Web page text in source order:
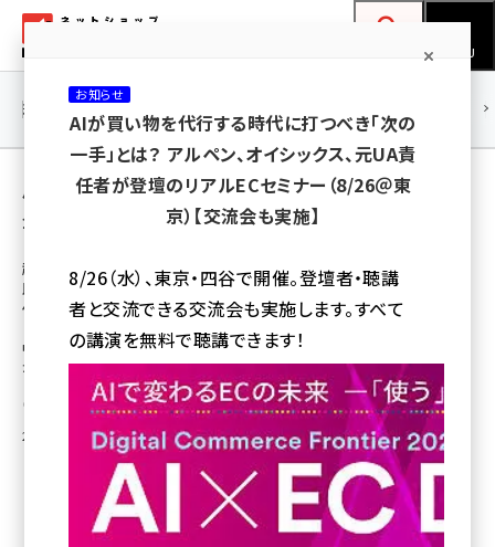
ン
ネットショップ担当者フォーラム
MENU
yahoo (1908)
楽天 (1874)
アスクル (1122)
base (1083)
ビィ・フォアード (778)
revico (744)
連載・特集 |
用語「補助金」 が使われている記事の一覧
全 18 記事中 1 ～ 18 を表示中
越境ECを始める事業者に上限100万円の補
助金制度、主たる対象はTPP交渉参加国が条
件
中小機構が募集開始、新たに越境ECサイトを構築、もしくは出店する事業者
が対象
瀧川 正実
2016年7月4日 10:00
お知らせ
AIが買い物を代行する時代に打つべき「次の
一手」とは？ アルペン、オイシックス、元UA責
任者が登壇のリアルECセミナー（8/26＠東
京）【交流会も実施】
8/26（水）、東京・四谷で開催。登壇者・聴講
者と交流できる交流会も実施します。すべて
の講演を無料で聴講できます！